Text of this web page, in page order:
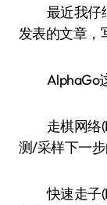
最近我仔
发表的文章，
AlphaGo
走棋网络
测/采样下一步
快速走子